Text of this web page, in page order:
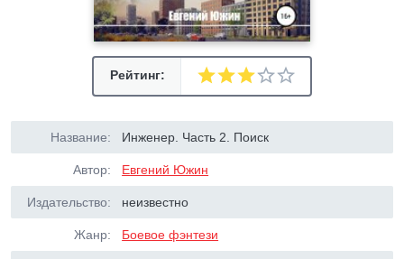
Рейтинг:
Название: Инженер. Часть 2. Поиск
Автор: Евгений Южин
Издательство: неизвестно
Жанр: Боевое фэнтези